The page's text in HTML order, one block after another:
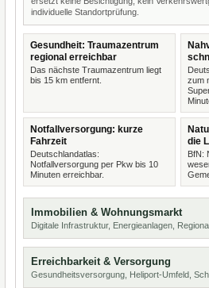
individuelle Standortprüfung.
Gesundheit: Traumazentrum
regional erreichbar
Das nächste Traumazentrum liegt
bis 15 km entfernt.
zum
Notfallversorgung: kurze
Fahrzeit
Deutschlandatlas:
Notfallversorgung per Pkw bis 10
Minuten erreichbar.
die
BfN:
Immobilien & Wohnungsmarkt
Digitale Infrastruktur, Energieanlagen,
Erreichbarkeit & Versorgung
Gesundheitsversorgung, Heliport-Umfeld,